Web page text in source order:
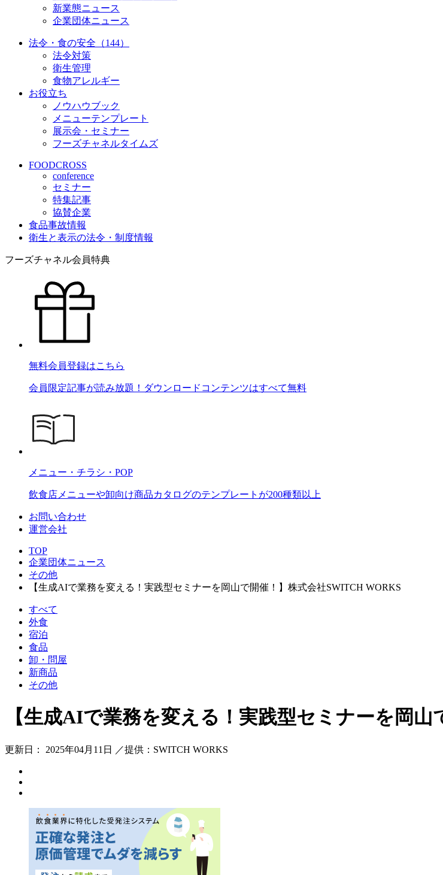
新業態ニュース
企業団体ニュース
法令・食の安全（144）
法令対策
衛生管理
食物アレルギー
お役立ち
ノウハウブック
メニューテンプレート
展示会・セミナー
フーズチャネルタイムズ
FOODCROSS
conference
セミナー
特集記事
協賛企業
食品事故情報
衛生と表示の法令・制度情報
フーズチャネル会員特典
無料会員登録はこちら
会員限定記事が読み放題！ダウンロードコンテンツはすべて無料
メニュー・チラシ・POP
飲食店メニューや卸向け商品カタログのテンプレートが200種類以上
お問い合わせ
運営会社
TOP
企業団体ニュース
その他
【生成AIで業務を変える！実践型セミナーを岡山で開催！】株式会社SWITCH WORKS
すべて
外食
宿泊
食品
卸・問屋
新商品
その他
【生成AIで業務を変える！実践型セミナーを岡
更新日： 2025年04月11日 ／提供：SWITCH WORKS